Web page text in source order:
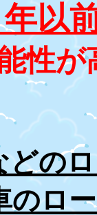
年以
性が
どの
のロ